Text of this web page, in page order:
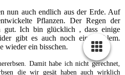
nun auch endlich aus der Erde. Auf
Pflanzen. Der Regen der
gut.Ich bin glücklich , dass einige
gibt es auch noch ein Problem.
wieder ein bisschen.
Damit habe ich nicht gerechnet,
die wir gesät haben auch wirklich